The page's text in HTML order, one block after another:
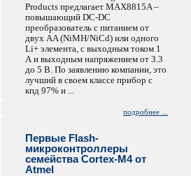
Products предлагает MAX8815A –
повышающий DC-DC
преобразователь с питанием от
двух AA (NiMH/NiCd) или одного
Li+ элемента, с выходным током 1
А и выходным напряжением от 3.3
до 5 В. По заявлению компании, это
лучший в своем классе прибор с
кпд 97% и ...
подробнее ...
Первые Flash-
микроконтроллеры
семейства Cortex-M4 от
Atmel